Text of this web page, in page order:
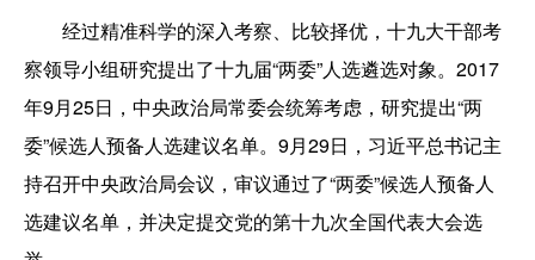
经过精准科学的深入考察、比较择优，十九大干部考
察领导小组研究提出了十九届“两委”人选遴选对象。2017
年9月25日，中央政治局常委会统筹考虑，研究提出“两
委”候选人预备人选建议名单。9月29日，习近平总书记主
持召开中央政治局会议，审议通过了“两委”候选人预备人
选建议名单，并决定提交党的第十九次全国代表大会选